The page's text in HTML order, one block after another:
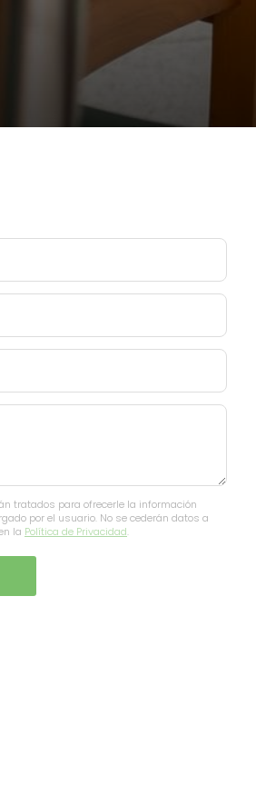
tratados para ofrecerle la información
por el usuario. No se cederán datos a
la Política de Privacidad.